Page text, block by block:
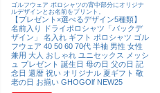
ゴルフウェア ポロシャツの背中部分にオリジナ
ルデザインとお名前をプリント。
【プレゼント×選べるデザイン5種類】
名前入り ドライポロシャツ「バックデ
ザイン」 名入れ ギフト ポロシャツ ゴル
フウェア 40 50 60 70代 半袖 男性 女性
兼用 大人 おしゃれ ユニセックス メッシ
ュ プレゼント 誕生日 母の日 父の日 記
念日 還暦 祝い オリジナル 夏ギフト 敬
老の日 お揃い GHOGOlf NEW25